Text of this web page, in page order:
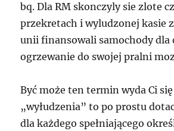
bq. Dla RM skonczyly sie zlote
przekretach i wyludzonej kasie
unii finansowali samochody dla
ogrzewanie do swojej pralni
Być może ten termin wyda Ci
„wyłudzenia” to po prostu
dla każdego spełniającego